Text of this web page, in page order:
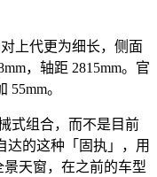
上代更为细长，侧面
，轴距 2815mm。官
。
式组合，而不是目前
达的这种「固执」，用
景天窗，在之前的车型